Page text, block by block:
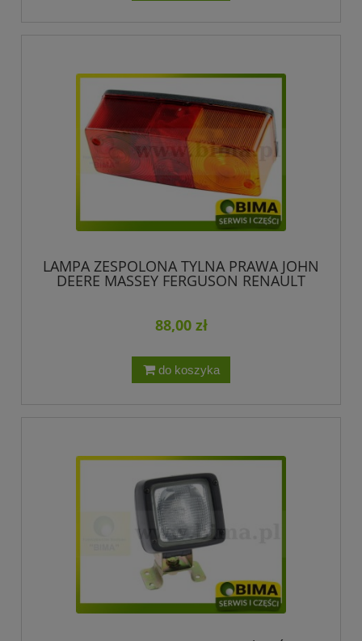
LAMPA ZESPOLONA TYLNA PRAWA JOHN
DEERE MASSEY FERGUSON RENAULT
88,00 zł
do koszyka